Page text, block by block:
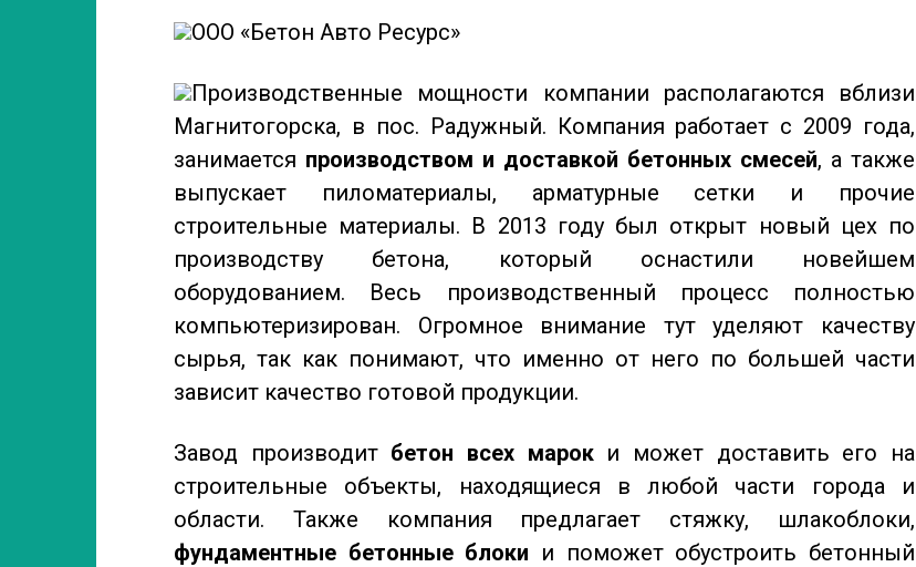
ООО «Бетон Авто Ресурс»
Производственные мощности компании располагаются вблизи
Магнитогорска, в пос. Радужный. Компания работает с 2009 года,
занимается производством и доставкой бетонных смесей, а также
выпускает пиломатериалы, арматурные сетки и прочие
строительные материалы. В 2013 году был открыт новый цех по
производству бетона, который оснастили новейшем
оборудованием. Весь производственный процесс полностью
компьютеризирован. Огромное внимание тут уделяют качеству
сырья, так как понимают, что именно от него по большей части
зависит качество готовой продукции.
Завод производит бетон всех мароки может доставить его на
строительные объекты, находящиеся в любой части города и
области. Также компания предлагает стяжку, шлакоблоки,
фундаментные бетонные блоки и поможет обустроить бетонный